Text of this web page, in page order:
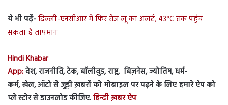
ये भी पढ़ें-दिल्ली-एनसीआर में फिर तेज लू का अलर्ट, 43°C तक पहुंच
सकता है तापमान
Hindi Khabar
App:देश, राजनीति, टेक, बॉलीवुड, राष्ट्र, बिज़नेस, ज्योतिष, धर्म-
कर्म, खेल, ऑटो से जुड़ी ख़बरों को मोबाइल पर पढ़ने के लिए हमारे ऐप को
प्ले स्टोर से डाउनलोड कीजिए.हिन्दी ख़बर ऐप